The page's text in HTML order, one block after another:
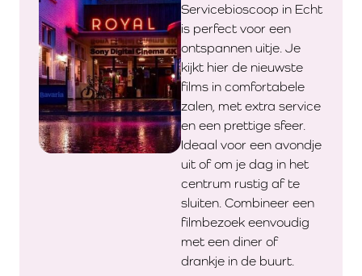
Servicebioscoop in Echt
is perfect voor een
ontspannen uitje. Je
kijkt hier de nieuwste
films in comfortabele
zalen, met extra service
en een prettige sfeer.
Ideaal voor een avondje
uit of om je dag in het
centrum rustig af te
sluiten. Combineer een
filmbezoek eenvoudig
met een diner of
drankje in de buurt.